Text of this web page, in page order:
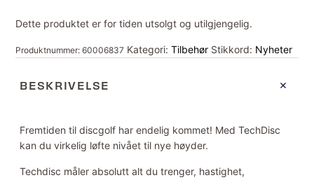
Dette produktet er for tiden utsolgt og utilgjengelig.
Produktnummer:60006837 Kategori:Tilbehør Stikkord: Nyheter
BESKRIVELSE
Fremtiden til discgolf har endelig kommet! Med TechDisc
kan du virkelig løfte nivået til nye høyder.
Techdisc måler absolutt alt du trenger, hastighet,